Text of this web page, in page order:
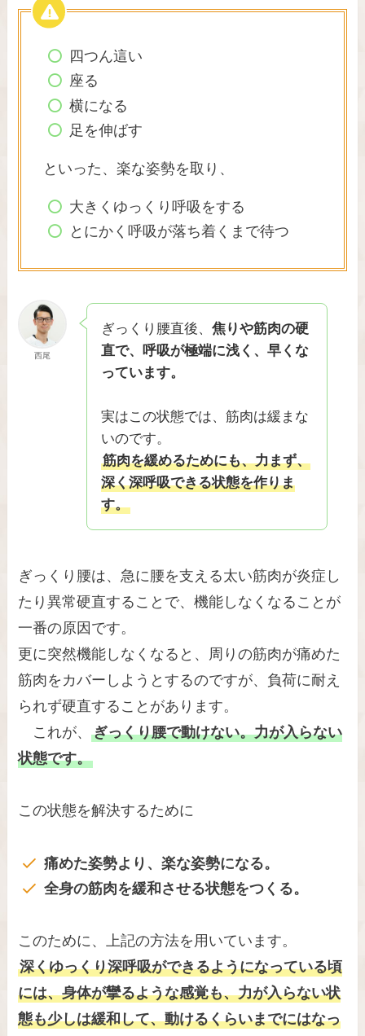
四つん這い
座る
横になる
足を伸ばす
といった、楽な姿勢を取り、
大きくゆっくり呼吸をする
とにかく呼吸が落ち着くまで待つ
西尾
ぎっくり腰直後、焦りや筋肉の硬
直で、呼吸が極端に浅く、早くな
っています。
実はこの状態では、筋肉は緩まな
いのです。
筋肉を緩めるためにも、力まず、
深く深呼吸できる状態を作りま
す。
ぎっくり腰は、急に腰を支える太い筋肉が炎症し
たり異常硬直することで、機能しなくなることが
一番の原因です。
更に突然機能しなくなると、周りの筋肉が痛めた
筋肉をカバーしようとするのですが、負荷に耐え
られず硬直することがあります。
これが、ぎっくり腰で動けない。力が入らない
状態です。
この状態を解決するために
痛めた姿勢より、楽な姿勢になる。
全身の筋肉を緩和させる状態をつくる。
このために、上記の方法を用いています。
深くゆっくり深呼吸ができるようになっている頃
には、身体が攣るような感覚も、力が入らない状
態も少しは緩和して、動けるくらいまでにはなっ